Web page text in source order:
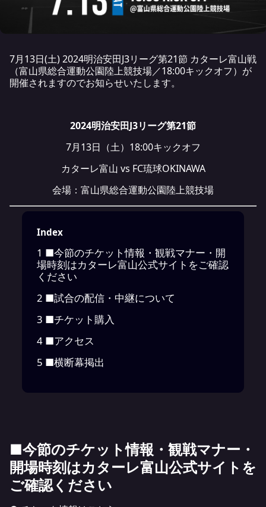
7月13日(土) 2024明治安田J3リーグ第21節 カターレ富山戦
（富山県総合運動公園陸上競技場／18:00キックオフ）が
開催されますのでお知らせいたします。
2024明治安田J3リーグ第21節
7月13日（土）18:00キックオフ
カターレ富山 vs FC琉球OKINAWA
会場：富山県総合運動公園陸上競技場
Index
1 ■今節のチケット情報・観戦マナー・開
場時刻はカターレ富山公式サイトをご確認
ください
2 ■試合の配信・中継について
3 ■チケット購入
4 ■アクセス
5 ■横断幕掲出
■今節のチケット情報・観戦マナー・
開場時刻はカターレ富山公式サイトを
ご確認ください